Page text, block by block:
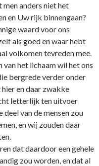
anders niet het
en Uw rijk binnengaan?
waard voor ons
als goed en waar hebt
volkomen tevreden mee.
het lichaam wil het ons
bergrede verder onder
en daar zwakke
letterlijk ten uitvoer
van de mensen zou
en wij zouden daar
dat daardoor een gehele
zou worden, en dat al